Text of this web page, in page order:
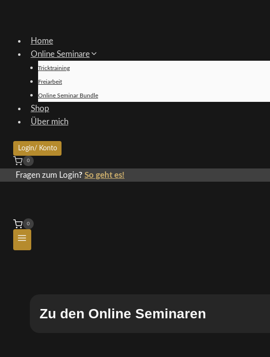
Home
Online Seminare
Tricktraining
Freiarbeit
Online Seminar Bundle
Shop
Über mich
Login/ Konto
0
Fragen zum Login? So geht es!
0
Zu den Online Seminaren